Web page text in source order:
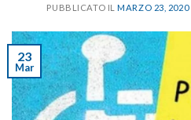
PUBBLICATO ILMARZO 23, 2020
23
Mar